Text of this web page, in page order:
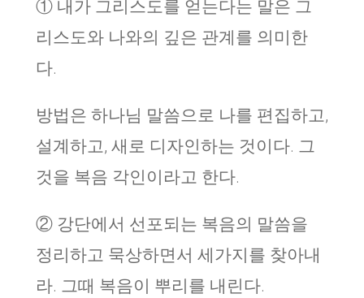
① 내가 그리스도를 얻는다는 말은 그
리스도와 나와의 깊은 관계를 의미한
다.
방법은 하나님 말씀으로 나를 편집하고,
설계하고, 새로 디자인하는 것이다. 그
것을 복음 각인이라고 한다.
② 강단에서 선포되는 복음의 말씀을
정리하고 묵상하면서 세가지를 찾아내
라. 그때 복음이 뿌리를 내린다.